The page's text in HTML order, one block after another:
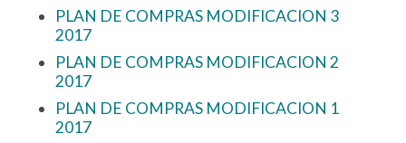
PLAN DE COMPRAS MODIFICACION 3
2017
PLAN DE COMPRAS MODIFICACION 2
2017
PLAN DE COMPRAS MODIFICACION 1
2017